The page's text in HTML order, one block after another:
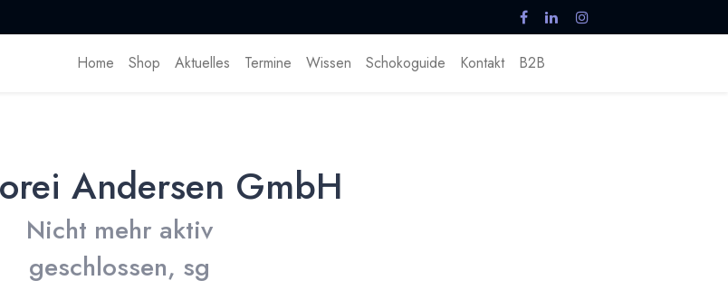
Home Shop Aktuelles Termine Wissen Schokoguide Kontakt B2B
Andersen GmbH
Nicht mehr aktiv
geschlossen, sg